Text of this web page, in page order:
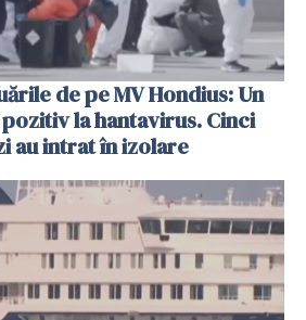
de pe MV Hondius: Un
la hantavirus. Cinci
au intrat în izolare